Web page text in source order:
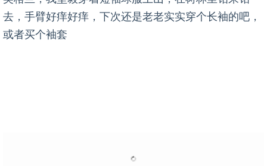
去，手臂好痒好痒，下次还是老老实实穿个长袖的吧，
或者买个袖套